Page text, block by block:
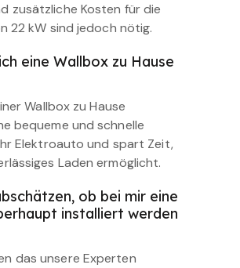
zusätzliche Kosten für die
22 kW sind jedoch nötig.
eine Wallbox zu Hause
Wallbox zu Hause
bequeme und schnelle
Elektroauto und spart Zeit,
Laden ermöglicht.
ob bei mir eine
installiert werden
das unsere Experten